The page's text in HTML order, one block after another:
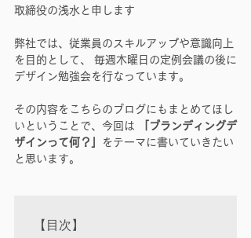
取締役の浅水と申します
弊社では、従業員のスキルアップや意識向上
を目的として、 毎週木曜日の定例会議の後に
デザイン勉強会を行なっています。
その内容をこちらのブログにもまとめてほし
いということで、今回は
「ブランディングデ
ザインって何？」
をテーマに書いていきたい
と思います。
【目次】